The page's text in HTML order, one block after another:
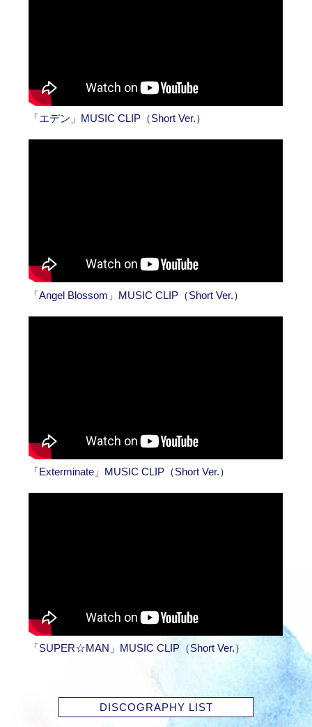
「エデン」MUSIC CLIP（Short Ver.）
「Angel Blossom」MUSIC CLIP（Short Ver.）
「Exterminate」MUSIC CLIP（Short Ver.）
「SUPER☆MAN」MUSIC CLIP（Short Ver.）
DISCOGRAPHY LIST